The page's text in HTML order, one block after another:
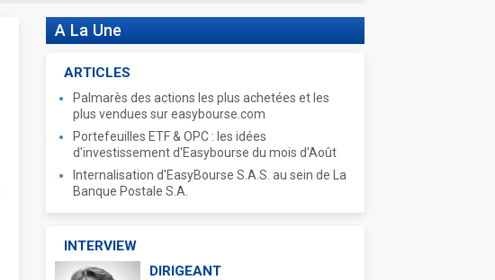
A La Une
ARTICLES
Palmarès des actions les plus achetées et les
plus vendues sur easybourse.com
Portefeuilles ETF & OPC : les idées
d'investissement d'Easybourse du mois d'Août
Internalisation d'EasyBourse S.A.S. au sein de La
Banque Postale S.A.
INTERVIEW
DIRIGEANT